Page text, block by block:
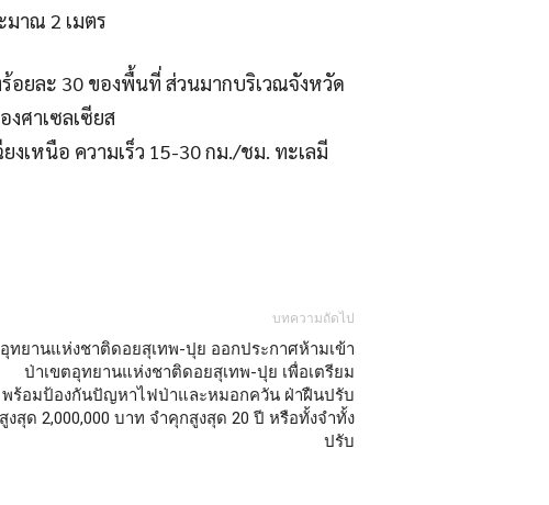
าณ 2 เมตร
อยละ 30 ของพื้นที่ ส่วนมากบริเวณจังหวัด
ศาเซลเซียส
เหนือ ความเร็ว 15-30 กม./ชม. ทะเลมี
บทความถัดไป
อุทยานแห่งชาติดอยสุเทพ-ปุย ออกประกาศห้ามเข้า
ป่าเขตอุทยานแห่งชาติดอยสุเทพ-ปุย เพื่อเตรียม
พร้อมป้องกันปัญหาไฟป่าและหมอกควัน ฝ่าฝืนปรับ
สูงสุด 2,000,000 บาท จำคุกสูงสุด 20 ปี หรือทั้งจำทั้ง
ปรับ